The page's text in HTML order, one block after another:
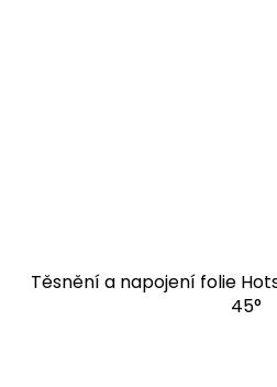
Těsnění a napojení folie
45°